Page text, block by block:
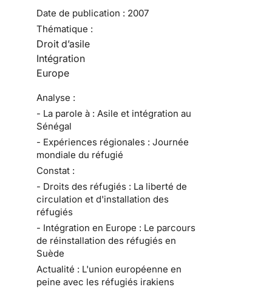
Date de publication : 2007
Thématique :
Droit d’asile
Intégration
Europe
Analyse :
- La parole à : Asile et intégration au
Sénégal
- Expériences régionales : Journée
mondiale du réfugié
Constat :
- Droits des réfugiés : La liberté de
circulation et d'installation des
réfugiés
- Intégration en Europe : Le parcours
de réinstallation des réfugiés en
Suède
Actualité : L'union européenne en
peine avec les réfugiés irakiens